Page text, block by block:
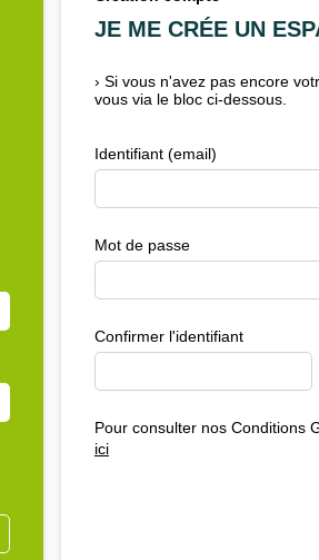
JE ME CRÉE UN
› Si vous n'avez pas encore
vous via le bloc ci-dessous.
Identifiant (email)
Mot de passe
Confirmer l'identifiant
Pour consulter nos Conditions
ici